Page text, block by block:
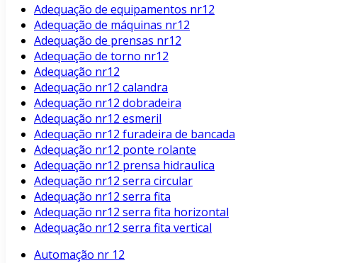
Adequação de equipamentos nr12
Adequação de máquinas nr12
Adequação de prensas nr12
Adequação de torno nr12
Adequação nr12
Adequação nr12 calandra
Adequação nr12 dobradeira
Adequação nr12 esmeril
Adequação nr12 furadeira de bancada
Adequação nr12 ponte rolante
Adequação nr12 prensa hidraulica
Adequação nr12 serra circular
Adequação nr12 serra fita
Adequação nr12 serra fita horizontal
Adequação nr12 serra fita vertical
Automação nr 12